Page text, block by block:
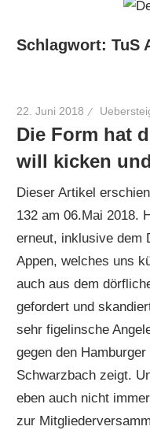
Schlagwort:TuS
22. Juni 2018
Die Form hat
will kicken
Dieser Artikel
132 am 06.Mai 2018.
erneut, inklusive dem
Appen, welches uns
auch aus dem
gefordert und
sehr figelinsche
gegen den
Schwarzbach zeigt.
eben auch nicht
zur